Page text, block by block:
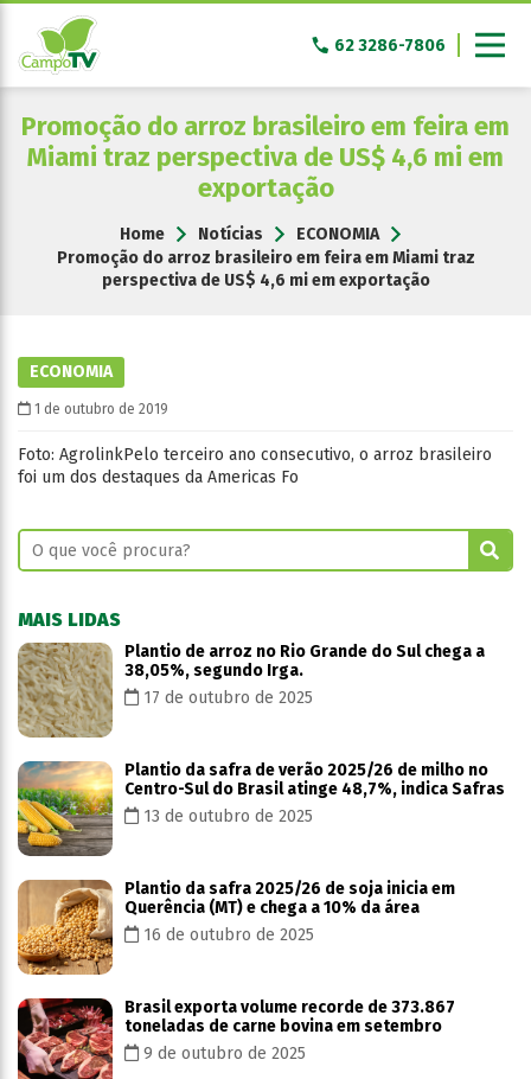
Pular
conteúdo
62 3286-7806
Promoção do arroz brasileiro em feira em
Miami traz perspectiva de US$ 4,6 mi em
exportação
Home Notícias
ECONOMIA
Promoção do arroz brasileiro em feira em Miami traz
perspectiva de US$ 4,6 mi em exportação
ECONOMIA
1 de outubro de 2019
Foto: AgrolinkPelo terceiro ano consecutivo, o arroz brasileiro
foi um dos destaques da Americas Fo
MAIS LIDAS
Plantio de arroz no Rio Grande do Sul chega a
38,05%, segundo Irga.
17 de outubro de 2025
Plantio da safra de verão 2025/26 de milho no
Centro-Sul do Brasil atinge 48,7%, indica Safras
13 de outubro de 2025
Plantio da safra 2025/26 de soja inicia em
Querência (MT) e chega a 10% da área
16 de outubro de 2025
Brasil exporta volume recorde de 373.867
toneladas de carne bovina em setembro
9 de outubro de 2025